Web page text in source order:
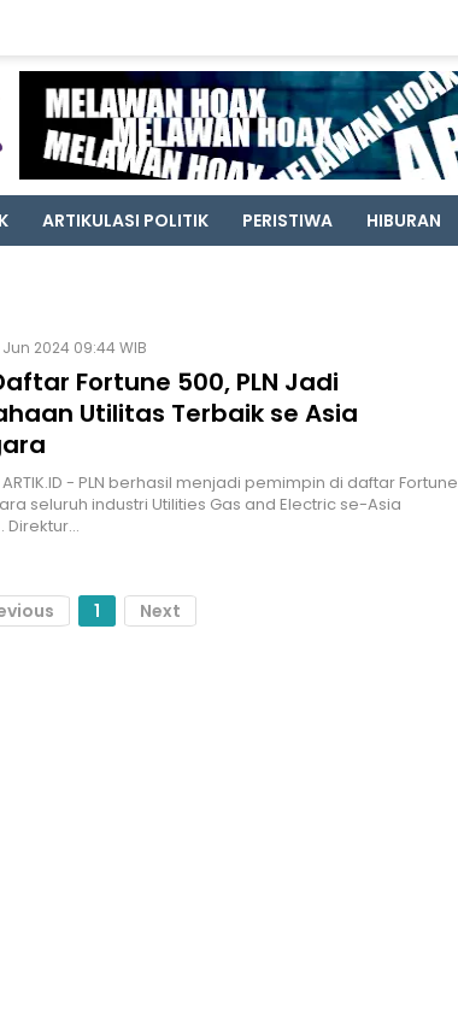
ARTIKULASI POLITIK PERISTIWA HIBURAN
2024 09:44 WIB
Fortune 500, PLN Jadi
Utilitas Terbaik se Asia
ARTIK.ID - PLN berhasil menjadi pemimpin di daftar Fortune
seluruh industri Utilities Gas and Electric se-Asia
Direktur…
1 Next